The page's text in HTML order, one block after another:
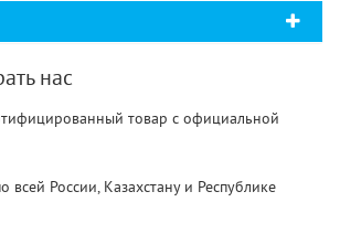
нас
товар с официальной
всей России, Казахстану и Республике